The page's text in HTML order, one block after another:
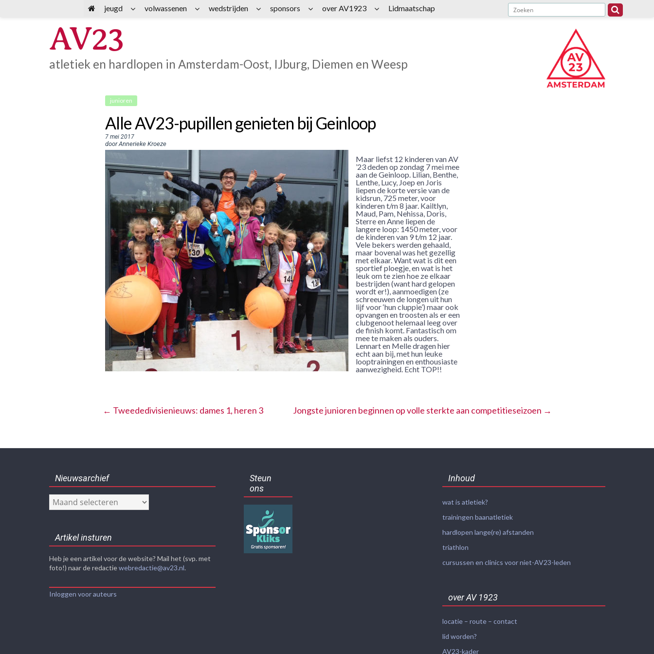
AV23
atletiek en hardlopen in Amsterdam-Oost, IJburg, Diemen en Weesp
junioren
Alle AV23-pupillen genieten bij Geinloop
7 mei 2017
door Annerieke Kroeze
Maar liefst 12 kinderen van AV
’23 deden op zondag 7 mei mee
aan de Geinloop. Lilian, Benthe,
Lenthe, Lucy, Joep en Joris
liepen de korte versie van de
kidsrun, 725 meter, voor
kinderen t/m 8 jaar. Kailtlyn,
Maud, Pam, Nehissa, Doris,
Sterre en Anne liepen de
langere loop: 1450 meter, voor
de kinderen van 9 t/m 12 jaar.
Vele bekers werden gehaald,
maar bovenal was het gezellig
met elkaar. Want wat is dit een
sportief ploegje, en wat is het
leuk om te zien hoe ze elkaar
bestrijden (want hard gelopen
wordt er!), aanmoedigen (ze
schreeuwen de longen uit hun
lijf voor ‘hun cluppie’) maar ook
opvangen en troosten als er een
clubgenoot helemaal leeg over
de finish komt. Fantastisch om
mee te maken als ouders.
Lennart en Melle dragen hier
echt aan bij, met hun leuke
looptrainingen en enthousiaste
aanwezigheid. Echt TOP!!
← Tweededivisienieuws: dames 1, heren 3 Jongste junioren beginnen op volle sterkte aan competitieseizoen →
Nieuwsarchief
Nieuwsarchief
Artikel insturen
Heb je een artikel voor de website? Mail het (svp. met
foto!) naar de redactiewebredactie@av23.nl.
Inloggen voor auteurs
Steun
ons
Inhoud
wat is atletiek?
trainingen baanatletiek
hardlopen lange(re) afstanden
triathlon
cursussen en clinics voor niet-AV23-leden
over AV 1923
locatie – route – contact
lid worden?
AV23-kader
jeugd volwassenen wedstrijden sponsors over AV1923 Lidmaatschap